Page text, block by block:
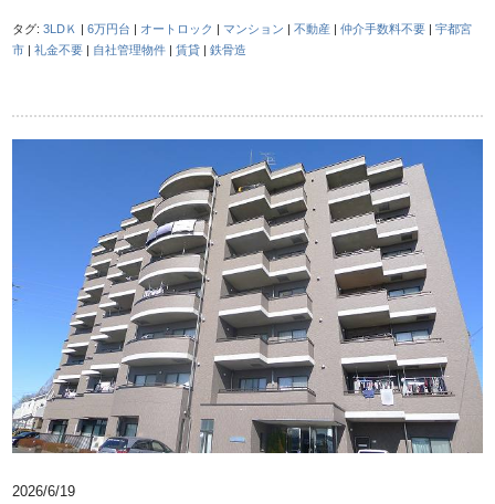
タグ:3LDＫ |6万円台 | オートロック | マンション |不動産 |仲介手数料不要 |宇都宮
市 |礼金不要 | 自社管理物件 |賃貸 |鉄骨造
2026/6/19